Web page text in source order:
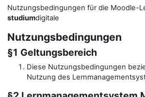
Nutzungsbedingungen für die Moodle-
studiumdigitale
Nutzungsbedingungen
§1 Geltungsbereich
Diese Nutzungsbedingungen
Nutzung des